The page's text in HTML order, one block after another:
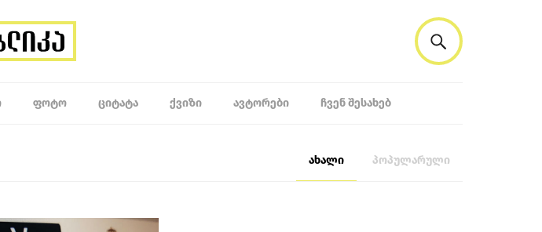
ᲤᲝᲢᲝ ᲪᲘᲢᲐᲢᲐ ᲥᲕᲘᲖᲘ ᲐᲕᲢᲝᲠᲔᲑᲘ ᲩᲕᲔᲜ ᲨᲔᲡᲐᲮᲔᲑ
ახალი პოპულარული